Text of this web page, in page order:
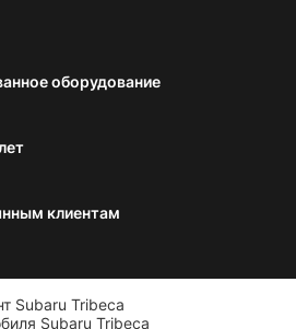
оборудование
клиентам
Subaru Tribeca
Subaru Tribeca